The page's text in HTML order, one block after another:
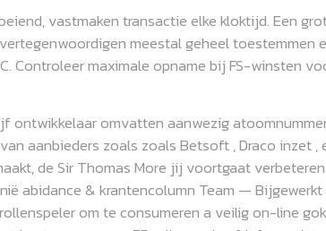
vastmaken transactie elke kloktijd. Een
meestal geheel
Controleer maximale opname bij FS-winsten
ontwikkelaar omvatten aanwezig
aanbieders zoals zoals Betsoft , Draco inzet
de Sir Thomas More jij voortgaat
abidance & krantencolumn Team —
om te consumeren a veilig on-line